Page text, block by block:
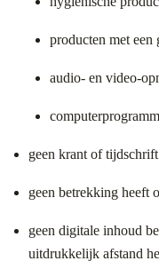
producten met een
audio- en video-
geen krant of
geen betrekking heeft
geen digitale inhoud
uitdrukkelijk afstand